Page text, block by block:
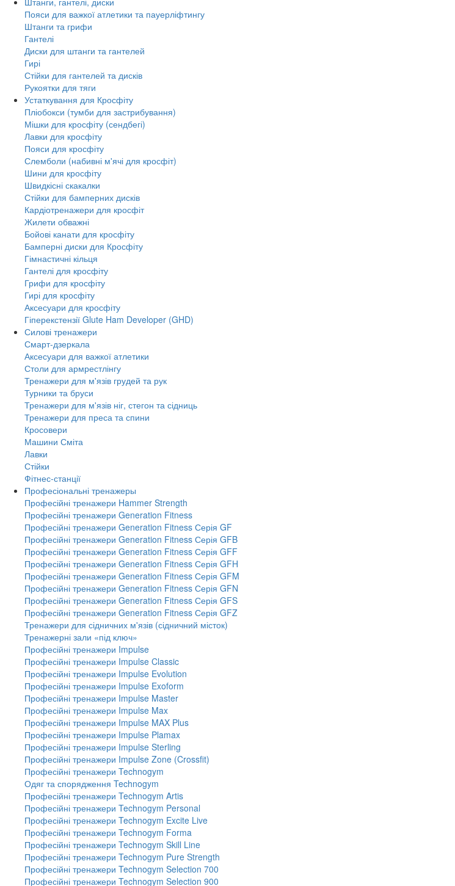
Пояси для важкої атлетики та пауерліфтингу
Штанги та грифи
Гантелі
Диски для штанги та гантелей
Гирі
Стійки для гантелей та дисків
Рукоятки для тяги
Устаткування для Кросфіту
Пліобокси (тумби для застрибування)
Мішки для кросфіту (сендбегі)
Лавки для кросфіту
Пояси для кросфіту
Слемболи (набивні м'ячі для кросфіт)
Шини для кросфіту
Швидкісні скакалки
Стійки для бамперних дисків
Кардіотренажери для кросфіт
Жилети обважні
Бойові канати для кросфіту
Бамперні диски для Кросфіту
Гімнастичні кільця
Гантелі для кросфіту
Грифи для кросфіту
Гирі для кросфіту
Аксесуари для кросфіту
Гіперекстензії Glute Ham Developer (GHD)
Силові тренажери
Смарт-дзеркала
Аксесуари для важкої атлетики
Столи для армрестлінгу
Тренажери для м'язів грудей та рук
Турники та бруси
Тренажери для м'язів ніг, стегон та сідниць
Тренажери для преса та спини
Кросовери
Машини Сміта
Лавки
Стійки
Фітнес-станції
Професіональні тренажеры
Професійні тренажери Hammer Strength
Професійні тренажери Generation Fitness
Професійні тренажери Generation Fitness Серія GF
Професійні тренажери Generation Fitness Серія GFB
Професійні тренажери Generation Fitness Серія GFF
Професійні тренажери Generation Fitness Серія GFH
Професійні тренажери Generation Fitness Серія GFM
Професійні тренажери Generation Fitness Серія GFN
Професійні тренажери Generation Fitness Серія GFS
Професійні тренажери Generation Fitness Серія GFZ
Тренажери для сідничних м'язів (сідничний місток)
Тренажерні зали «під ключ»
Професійні тренажери Impulse
Професійні тренажери Impulse Classic
Професійні тренажери Impulse Evolution
Професійні тренажери Impulse Exoform
Професійні тренажери Impulse Master
Професійні тренажери Impulse Max
Професійні тренажери Impulse MAX Plus
Професійні тренажери Impulse Plamax
Професійні тренажери Impulse Sterling
Професійні тренажери Impulse Zone (Crossfit)
Професійні тренажери Technogym
Одяг та спорядження Technogym
Професійні тренажери Technogym Artis
Професійні тренажери Technogym Personal
Професійні тренажери Technogym Excite Live
Професійні тренажери Technogym Forma
Професійні тренажери Technogym Skill Line
Професійні тренажери Technogym Pure Strength
Професійні тренажери Technogym Selection 700
Професійні тренажери Technogym Selection 900